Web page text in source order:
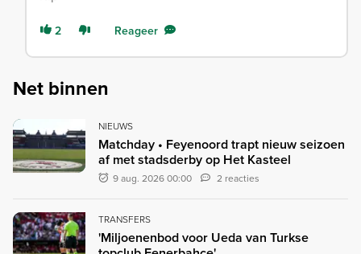
2 Reageer
Net binnen
NIEUWS
Matchday • Feyenoord trapt nieuw seizoen
af met stadsderby op Het Kasteel
9 aug. 2026 00:00 2 reacties
TRANSFERS
'Miljoenenbod voor Ueda van Turkse